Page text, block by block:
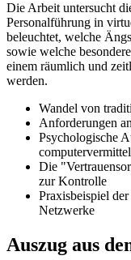
Die Arbeit untersucht
Personalführung in
beleuchtet, welche
sowie welche
einem räumlich und
werden.
Wandel von
Anforderungen
Psychologische
Die
zur Kontrolle
Praxisbeispiel
Netzwerke
Auszug aus